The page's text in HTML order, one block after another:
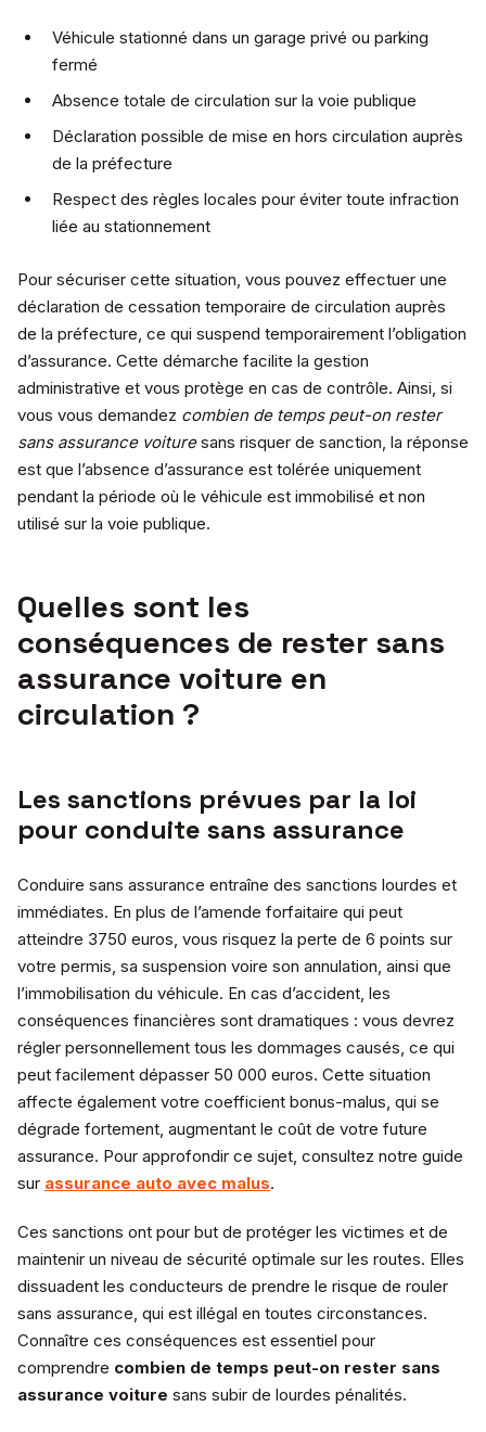
Véhicule stationné dans un garage privé ou parking
fermé
Absence totale de circulation sur la voie publique
Déclaration possible de mise en hors circulation auprès
de la préfecture
Respect des règles locales pour éviter toute infraction
liée au stationnement
Pour sécuriser cette situation, vous pouvez effectuer une
déclaration de cessation temporaire de circulation auprès
de la préfecture, ce qui suspend temporairement l’obligation
d’assurance. Cette démarche facilite la gestion
administrative et vous protège en cas de contrôle. Ainsi, si
vous vous demandez combien de temps peut-on rester
sans assurance voituresans risquer de sanction, la réponse
est que l’absence d’assurance est tolérée uniquement
pendant la période où le véhicule est immobilisé et non
utilisé sur la voie publique.
Quelles sont les
conséquences de rester sans
assurance voiture en
circulation ?
Les sanctions prévues par la loi
pour conduite sans assurance
Conduire sans assurance entraîne des sanctions lourdes et
immédiates. En plus de l’amende forfaitaire qui peut
atteindre 3750 euros, vous risquez la perte de 6 points sur
votre permis, sa suspension voire son annulation, ainsi que
l’immobilisation du véhicule. En cas d’accident, les
conséquences financières sont dramatiques : vous devrez
régler personnellement tous les dommages causés, ce qui
peut facilement dépasser 50 000 euros. Cette situation
affecte également votre coefficient bonus-malus, qui se
dégrade fortement, augmentant le coût de votre future
assurance. Pour approfondir ce sujet, consultez notre guide
sur assurance auto avec malus.
Ces sanctions ont pour but de protéger les victimes et de
maintenir un niveau de sécurité optimale sur les routes. Elles
dissuadent les conducteurs de prendre le risque de rouler
sans assurance, qui est illégal en toutes circonstances.
Connaître ces conséquences est essentiel pour
comprendre combien de temps peut-on rester sans
assurance voiture sans subir de lourdes pénalités.